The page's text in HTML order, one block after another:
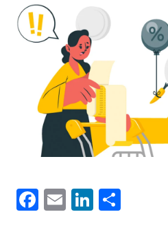
Facebook
EmailLinkedIn